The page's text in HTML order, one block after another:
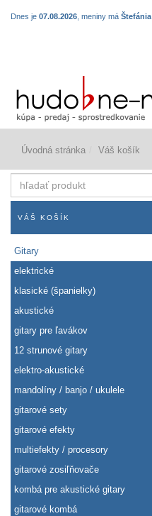
Dnes je 07.08.2026 , meniny má Štefánia
Úvodná stránka Váš košík
produkt
VÁŠ KOŠÍK
Gitary
elektrické
klasické (španielky)
akustické
gitary pre ľavákov
12 strunové gitary
elektro-akustické
mandolíny / banjo / ukulele
gitarové sety
gitarové efekty
multiefekty / procesory
gitarové zosiľňovače
kombá pre akustické gitary
gitarové kombá